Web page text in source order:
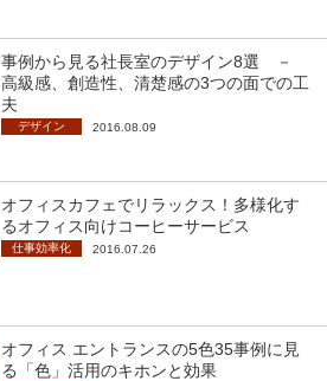
事例から見る社長室のデザイン8選 －
高級感、創造性、清楚感の3つの面での工
夫
デザイン 2016.08.09
オフィスカフェでリラックス！多様化す
るオフィス向けコーヒーサービス
仕事効率化 2016.07.26
オフィス エントランスの5色35事例に見
る「色」活用のキホンと効果